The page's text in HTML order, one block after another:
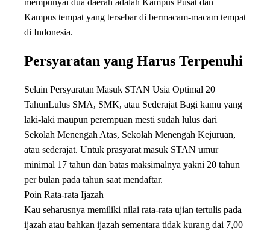
mempunyai dua daerah adalah Kampus Pusat dan
Kampus tempat yang tersebar di bermacam-macam tempat
di Indonesia.
Persyaratan yang Harus Terpenuhi
Selain Persyaratan Masuk STAN Usia Optimal 20
TahunLulus SMA, SMK, atau Sederajat Bagi kamu yang
laki-laki maupun perempuan mesti sudah lulus dari
Sekolah Menengah Atas, Sekolah Menengah Kejuruan,
atau sederajat. Untuk prasyarat masuk STAN umur
minimal 17 tahun dan batas maksimalnya yakni 20 tahun
per bulan pada tahun saat mendaftar.
Poin Rata-rata Ijazah
Kau seharusnya memiliki nilai rata-rata ujian tertulis pada
ijazah atau bahkan ijazah sementara tidak kurang dai 7,00